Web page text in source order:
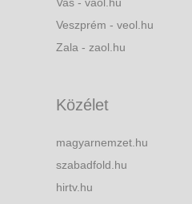
Veszprém - veol.hu
Zala - zaol.hu
Közélet
magyarnemzet.hu
szabadfold.hu
hirtv.hu